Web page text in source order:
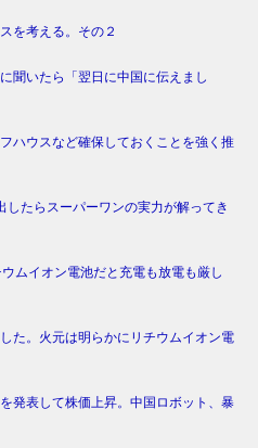
を考える。その２
聞いたら「翌日に中国に伝えまし
ハウスなど確保しておくことを強く推
たらスーパーワンの実力が解ってき
ムイオン電池だと充電も放電も厳し
た。火元は明らかにリチウムイオン電
発表して株価上昇。中国ロボット、暴